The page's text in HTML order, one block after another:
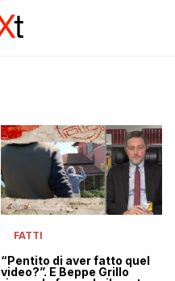
FATTI
“Pentito di aver fatto quel
video?”. E Beppe Grillo